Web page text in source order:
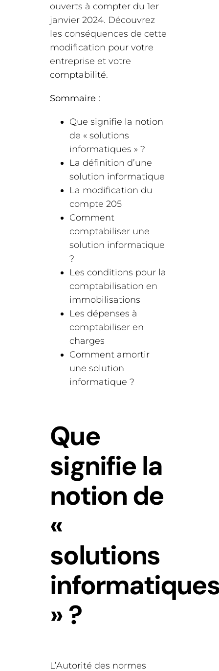
ouverts à compter du 1er
janvier 2024. Découvrez
les conséquences de cette
modification pour votre
entreprise et votre
comptabilité.
Sommaire :
Que signifie la notion
de « solutions
informatiques » ?
La définition d’une
solution informatique
La modification du
compte 205
Comment
comptabiliser une
solution informatique
?
Les conditions pour la
comptabilisation en
immobilisations
Les dépenses à
comptabiliser en
charges
Comment amortir
une solution
informatique ?
Que
signifie la
notion de
«
solutions
» ?
L’Autorité des normes